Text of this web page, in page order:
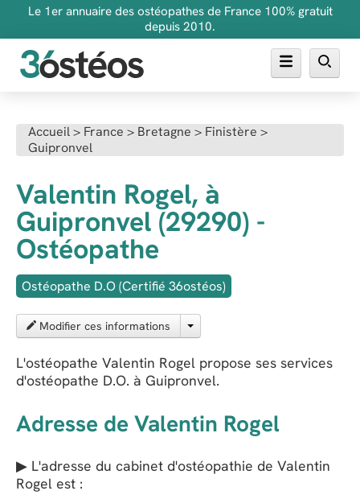
Le 1er annuaire des ostéopathes de France 100% gratuit
depuis 2010.
FAQ
Inscrire son cabinet
Accueil> France > Bretagne > Finistère >
Guipronvel
Valentin Rogel, à
Guipronvel (29290) -
Ostéopathe
Ostéopathe D.O (Certifié 36ostéos)
Modifier ces informations
L'ostéopathe Valentin Rogel propose ses services
d'ostéopathe D.O. à Guipronvel.
Adresse de Valentin Rogel
▶ L'adresse du cabinet d'ostéopathie de Valentin
Rogel est :